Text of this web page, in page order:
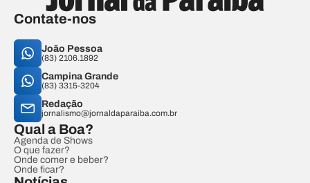
Contate-nos
João Pessoa
(83) 2106.1892
Campina Grande
(83) 3315-3204
Redação
jornalismo@jornaldaparaiba.com.br
Qual a Boa?
Agenda de Shows
O que fazer?
Onde comer e beber?
Onde ficar?